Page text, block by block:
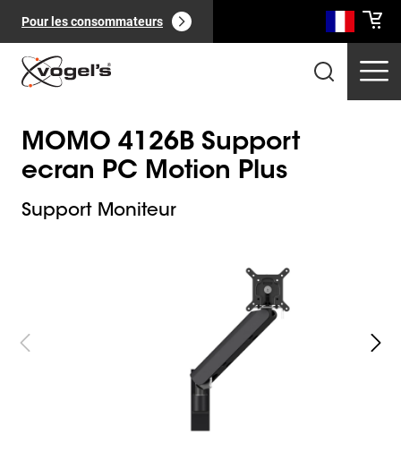
Pour les consommateurs
MOMO 4126B Support
ecran PC Motion Plus
Support Moniteur